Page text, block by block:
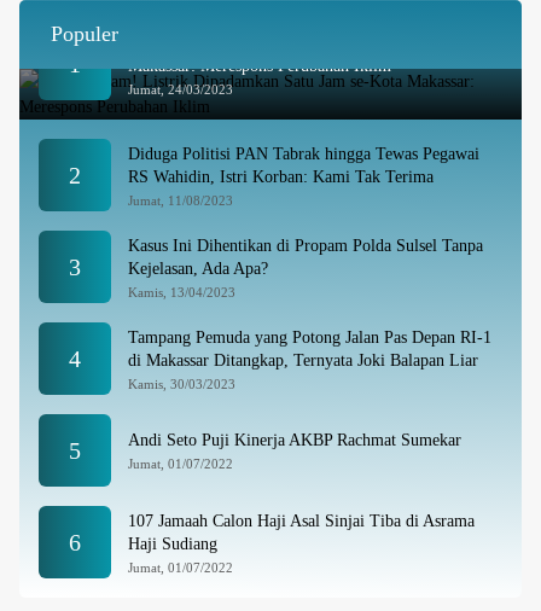
Populer
1
Makassar: Merespons Perubahan Iklim
Jumat, 24/03/2023
2
Diduga Politisi PAN Tabrak hingga Tewas Pegawai
RS Wahidin, Istri Korban: Kami Tak Terima
Jumat, 11/08/2023
3
Kasus Ini Dihentikan di Propam Polda Sulsel Tanpa
Kejelasan, Ada Apa?
Kamis, 13/04/2023
4
Tampang Pemuda yang Potong Jalan Pas Depan RI-1
di Makassar Ditangkap, Ternyata Joki Balapan Liar
Kamis, 30/03/2023
5 Andi Seto Puji Kinerja AKBP Rachmat Sumekar
Jumat, 01/07/2022
6
107 Jamaah Calon Haji Asal Sinjai Tiba di Asrama
Haji Sudiang
Jumat, 01/07/2022